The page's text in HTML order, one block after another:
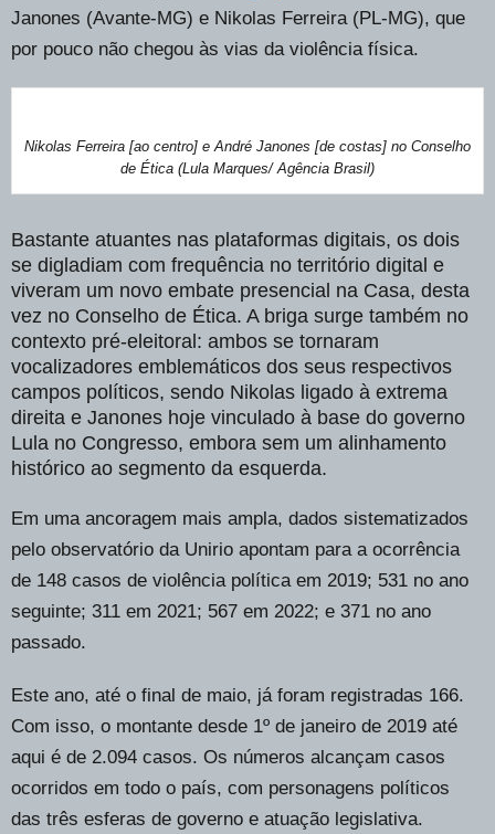
Janones (Avante-MG) e Nikolas Ferreira (PL-MG), que
por pouco não chegou às vias da violência física.
Nikolas Ferreira [ao centro] e André Janones [de costas] no Conselho
de Ética (Lula Marques/ Agência Brasil)
Bastante atuantes nas plataformas digitais, os dois
se digladiam com frequência no território digital e
viveram um novo embate presencial na Casa, desta
vez no Conselho de Ética. A briga surge também no
contexto pré-eleitoral: ambos se tornaram
vocalizadores emblemáticos dos seus respectivos
campos políticos, sendo Nikolas ligado à extrema
direita e Janones hoje vinculado à base do governo
Lula no Congresso, embora sem um alinhamento
histórico ao segmento da esquerda.
Em uma ancoragem mais ampla, dados sistematizados
pelo observatório da Unirio apontam para a ocorrência
de 148 casos de violência política em 2019; 531 no ano
seguinte; 311 em 2021; 567 em 2022; e 371 no ano
passado.
Este ano, até o final de maio, já foram registradas 166.
Com isso, o montante desde 1º de janeiro de 2019 até
aqui é de 2.094 casos. Os números alcançam casos
ocorridos em todo o país, com personagens políticos
das três esferas de governo e atuação legislativa.